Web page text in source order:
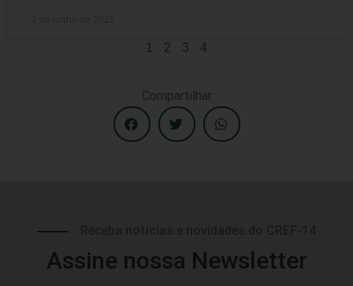
1 2 3 4
Compartilhar
Assine nossa Newsletter